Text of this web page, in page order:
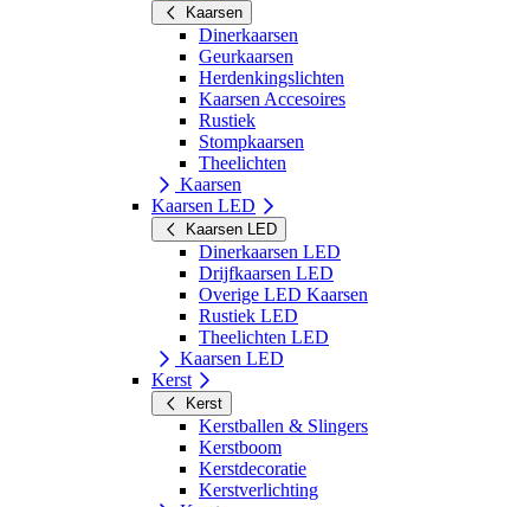
Kaarsen
Dinerkaarsen
Geurkaarsen
Herdenkingslichten
Kaarsen Accesoires
Rustiek
Stompkaarsen
Theelichten
Kaarsen
Kaarsen LED
Kaarsen LED
Dinerkaarsen LED
Drijfkaarsen LED
Overige LED Kaarsen
Rustiek LED
Theelichten LED
Kaarsen LED
Kerst
Kerst
Kerstballen & Slingers
Kerstboom
Kerstdecoratie
Kerstverlichting